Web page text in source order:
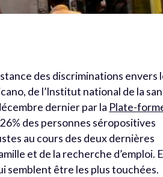
des discriminations envers
de l’Institut national de la
dernier par la Plate-
des personnes séropositives
au cours des deux dernières
et de la recherche d’emploi.
semblent être les plus touchées.